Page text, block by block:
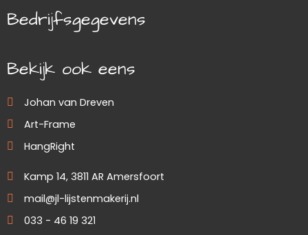
Bedrijfsgegevens
Bekijk ook eens
Johan van Dreven
Art-Frame
HangRight
Kamp 14, 3811 AR Amersfoort
mail@jl-lijstenmakerij.nl
033 - 46 19 321